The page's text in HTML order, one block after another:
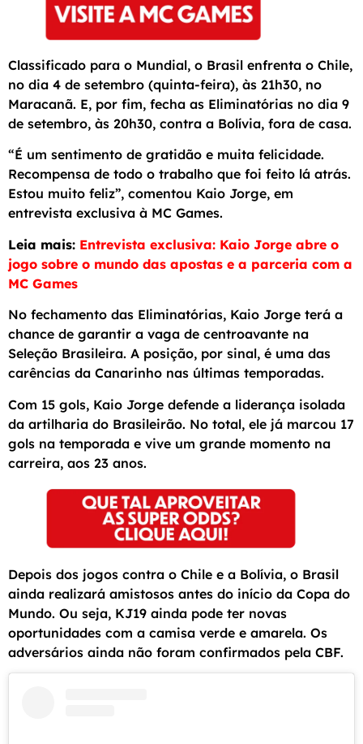
Classificado para o Mundial, o Brasil enfrenta o Chile,
no dia 4 de setembro (quinta-feira), às 21h30, no
Maracanã. E, por fim, fecha as Eliminatórias no dia 9
de setembro, às 20h30, contra a Bolívia, fora de casa.
“É um sentimento de gratidão e muita felicidade.
Recompensa de todo o trabalho que foi feito lá atrás.
Estou muito feliz”, comentou Kaio Jorge, em
entrevista exclusiva à MC Games.
Leia mais: Entrevista exclusiva: Kaio Jorge abre o
jogo sobre o mundo das apostas e a parceria com a
MC Games
No fechamento das Eliminatórias, Kaio Jorge terá a
chance de garantir a vaga de centroavante na
Seleção Brasileira. A posição, por sinal, é uma das
carências da Canarinho nas últimas temporadas.
Com 15 gols, Kaio Jorge defende a liderança isolada
da artilharia do Brasileirão. No total, ele já marcou 17
gols na temporada e vive um grande momento na
carreira, aos 23 anos.
Depois dos jogos contra o Chile e a Bolívia, o Brasil
ainda realizará amistosos antes do início da Copa do
Mundo. Ou seja, KJ19 ainda pode ter novas
oportunidades com a camisa verde e amarela. Os
adversários ainda não foram confirmados pela CBF.